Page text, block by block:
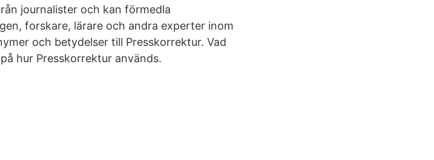
journalister och kan förmedla
forskare, lärare och andra experter inom
och betydelser till Presskorrektur. Vad
hur Presskorrektur används.